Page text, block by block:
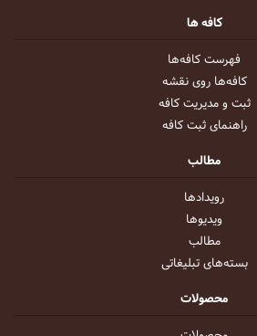
کافه ها
فهرست کافه‌ها
کافه‌ها روی نقشه
ثبت و مدیریت کافه
راهنمای ثبت کافه
مطالب
رویداد‌ها
ویدیو‌ها
مطالب
بسته‌های تبلیغاتی
محصولات